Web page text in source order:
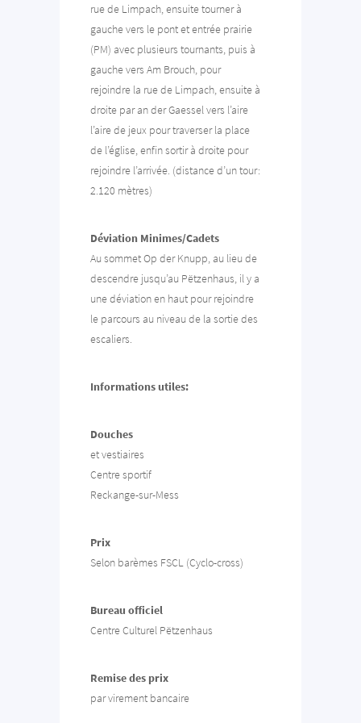
rue de Limpach, ensuite tourner à
gauche vers le pont et entrée prairie
(PM) avec plusieurs tournants, puis à
gauche vers Am Brouch, pour
rejoindre la rue de Limpach, ensuite à
droite par an der Gaessel vers l’aire
l’aire de jeux pour traverser la place
de l’église, enfin sortir à droite pour
rejoindre l’arrivée. (distance d’un tour:
2.120 mètres)
Déviation Minimes/Cadets
Au sommet Op der Knupp, au lieu de
descendre jusqu’au Pëtzenhaus, il y a
une déviation en haut pour rejoindre
le parcours au niveau de la sortie des
escaliers.
Informations utiles:
Douches
et vestiaires
Centre sportif
Reckange-sur-Mess
Prix
Selon barèmes FSCL (Cyclo-cross)
Bureau officiel
Centre Culturel Pëtzenhaus
Remise des prix
par virement bancaire